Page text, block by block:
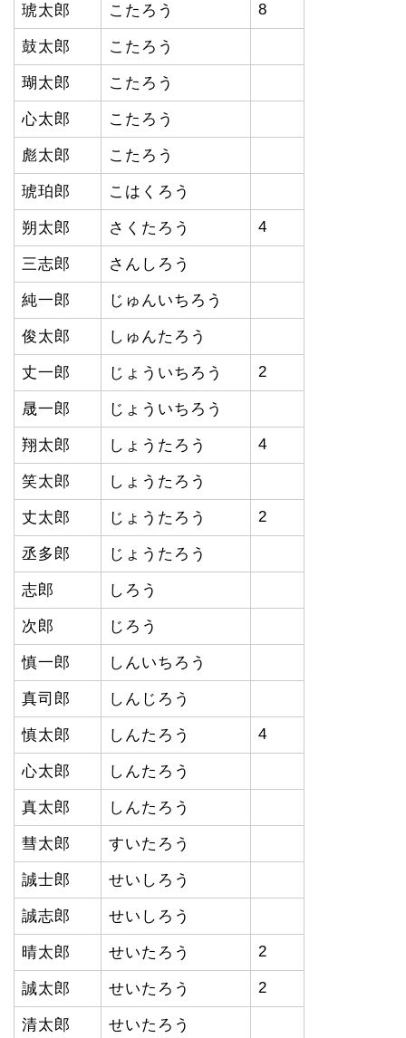
琥太郎 こたろう 8
鼓太郎 こたろう
瑚太郎 こたろう
心太郎 こたろう
彪太郎 こたろう
琥珀郎 こはくろう
朔太郎 さくたろう 4
三志郎 さんしろう
純一郎 じゅんいちろう
俊太郎 しゅんたろう
丈一郎 じょういちろう 2
晟一郎 じょういちろう
翔太郎 しょうたろう 4
笑太郎 しょうたろう
丈太郎 じょうたろう 2
丞多郎 じょうたろう
志郎 しろう
次郎 じろう
慎一郎 しんいちろう
真司郎 しんじろう
慎太郎 しんたろう 4
心太郎 しんたろう
真太郎 しんたろう
彗太郎 すいたろう
誠士郎 せいしろう
誠志郎 せいしろう
晴太郎 せいたろう 2
誠太郎 せいたろう 2
清太郎 せいたろう